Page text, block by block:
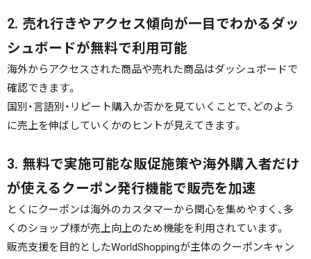
2. 売れ行きやアクセス傾向が一目でわかるダッ
シュボードが無料で利用可能
海外からアクセスされた商品や売れた商品はダッシュボードで
確認できます。
国別・言語別・リピート購入か否かを見ていくことで、どのよう
に売上を伸ばしていくかのヒントが見えてきます。
3. 無料で実施可能な販促施策や海外購入者だけ
が使えるクーポン発行機能で販売を加速
とくにクーポンは海外のカスタマーから関心を集めやすく、多
くのショップ様が売上向上のため機能を利用されています。
販売支援を目的としたWorldShoppingが主体のクーポンキャン